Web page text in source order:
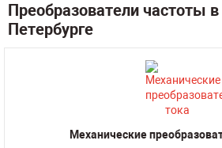
Преобразователи частоты
Петербурге
Механические